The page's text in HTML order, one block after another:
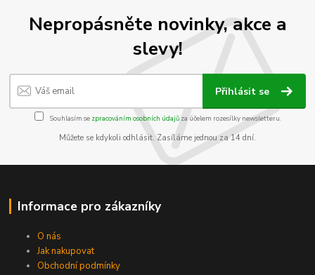
Nepropásněte novinky, akce a
slevy!
Přihlásit se
Souhlasím se zpracováním osobních údajůza účelem rozesílky newsletteru.
Můžete se kdykoli odhlásit. Zasíláme jednou za 14 dní.
Informace pro zákazníky
O nás
Jak nakupovat
Obchodní podmínky